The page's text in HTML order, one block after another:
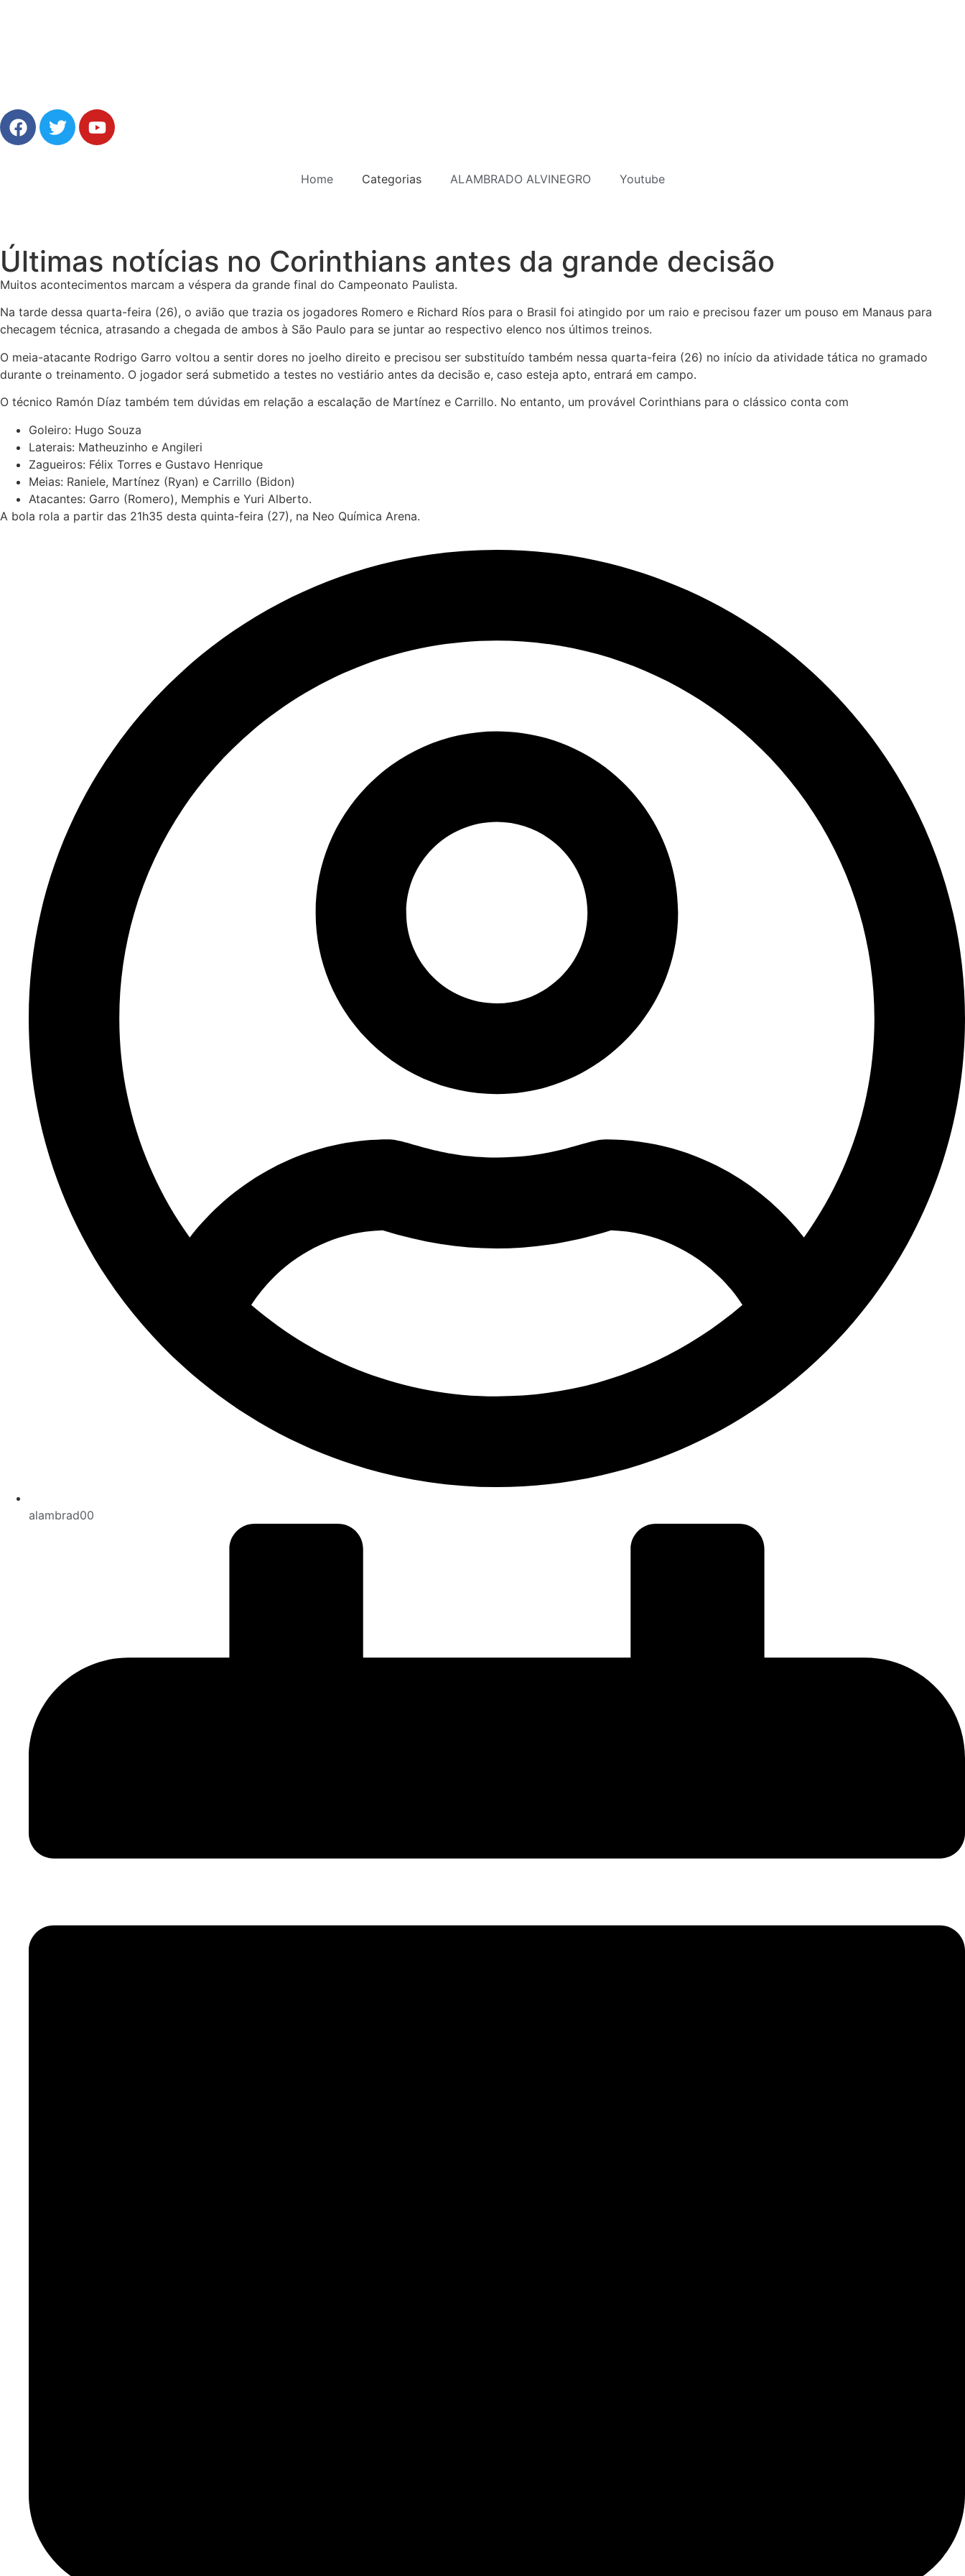
Home Categorias ALAMBRADO ALVINEGRO Youtube
Últimas notícias no Corinthians antes da grande decisão
Muitos acontecimentos marcam a véspera da grande final do Campeonato Paulista.
Na tarde dessa quarta-feira (26), o avião que trazia os jogadores Romero e Richard Ríos para o Brasil foi atingido por um raio e precisou fazer um pouso em Manaus para
checagem técnica, atrasando a chegada de ambos à São Paulo para se juntar ao respectivo elenco nos últimos treinos.
O meia-atacante Rodrigo Garro voltou a sentir dores no joelho direito e precisou ser substituído também nessa quarta-feira (26) no início da atividade tática no gramado
durante o treinamento. O jogador será submetido a testes no vestiário antes da decisão e, caso esteja apto, entrará em campo.
O técnico Ramón Díaz também tem dúvidas em relação a escalação de Martínez e Carrillo. No entanto, um provável Corinthians para o clássico conta com
Goleiro: Hugo Souza
Laterais: Matheuzinho e Angileri
Zagueiros: Félix Torres e Gustavo Henrique
Meias: Raniele, Martínez (Ryan) e Carrillo (Bidon)
Atacantes: Garro (Romero), Memphis e Yuri Alberto.
A bola rola a partir das 21h35 desta quinta-feira (27), na Neo Química Arena.
alambrad00